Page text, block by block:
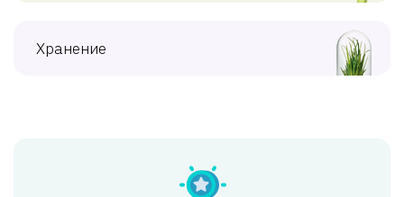
Хранение